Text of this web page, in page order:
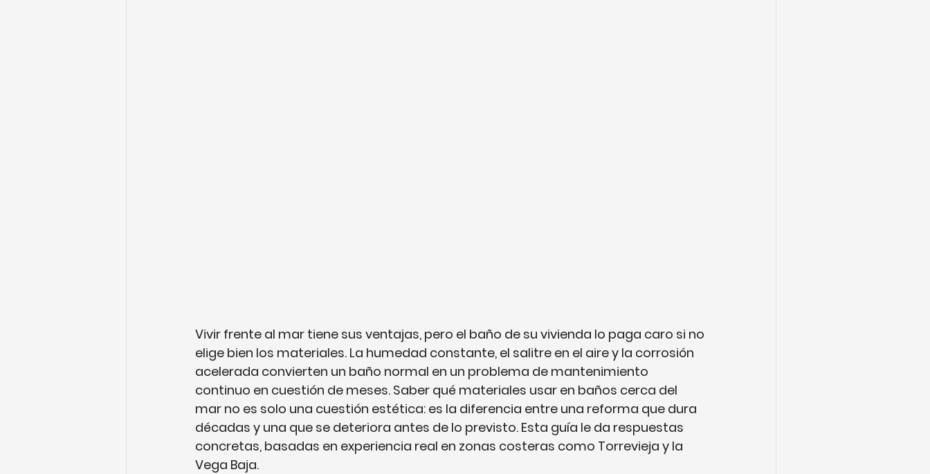
Vivir frente al mar tiene sus ventajas, pero el baño de su vivienda lo paga caro si no
elige bien los materiales. La humedad constante, el salitre en el aire y la corrosión
acelerada convierten un baño normal en un problema de mantenimiento
continuo en cuestión de meses. Saber qué materiales usar en baños cerca del
mar no es solo una cuestión estética: es la diferencia entre una reforma que dura
décadas y una que se deteriora antes de lo previsto. Esta guía le da respuestas
concretas, basadas en experiencia real en zonas costeras como Torrevieja y la
Vega Baja.